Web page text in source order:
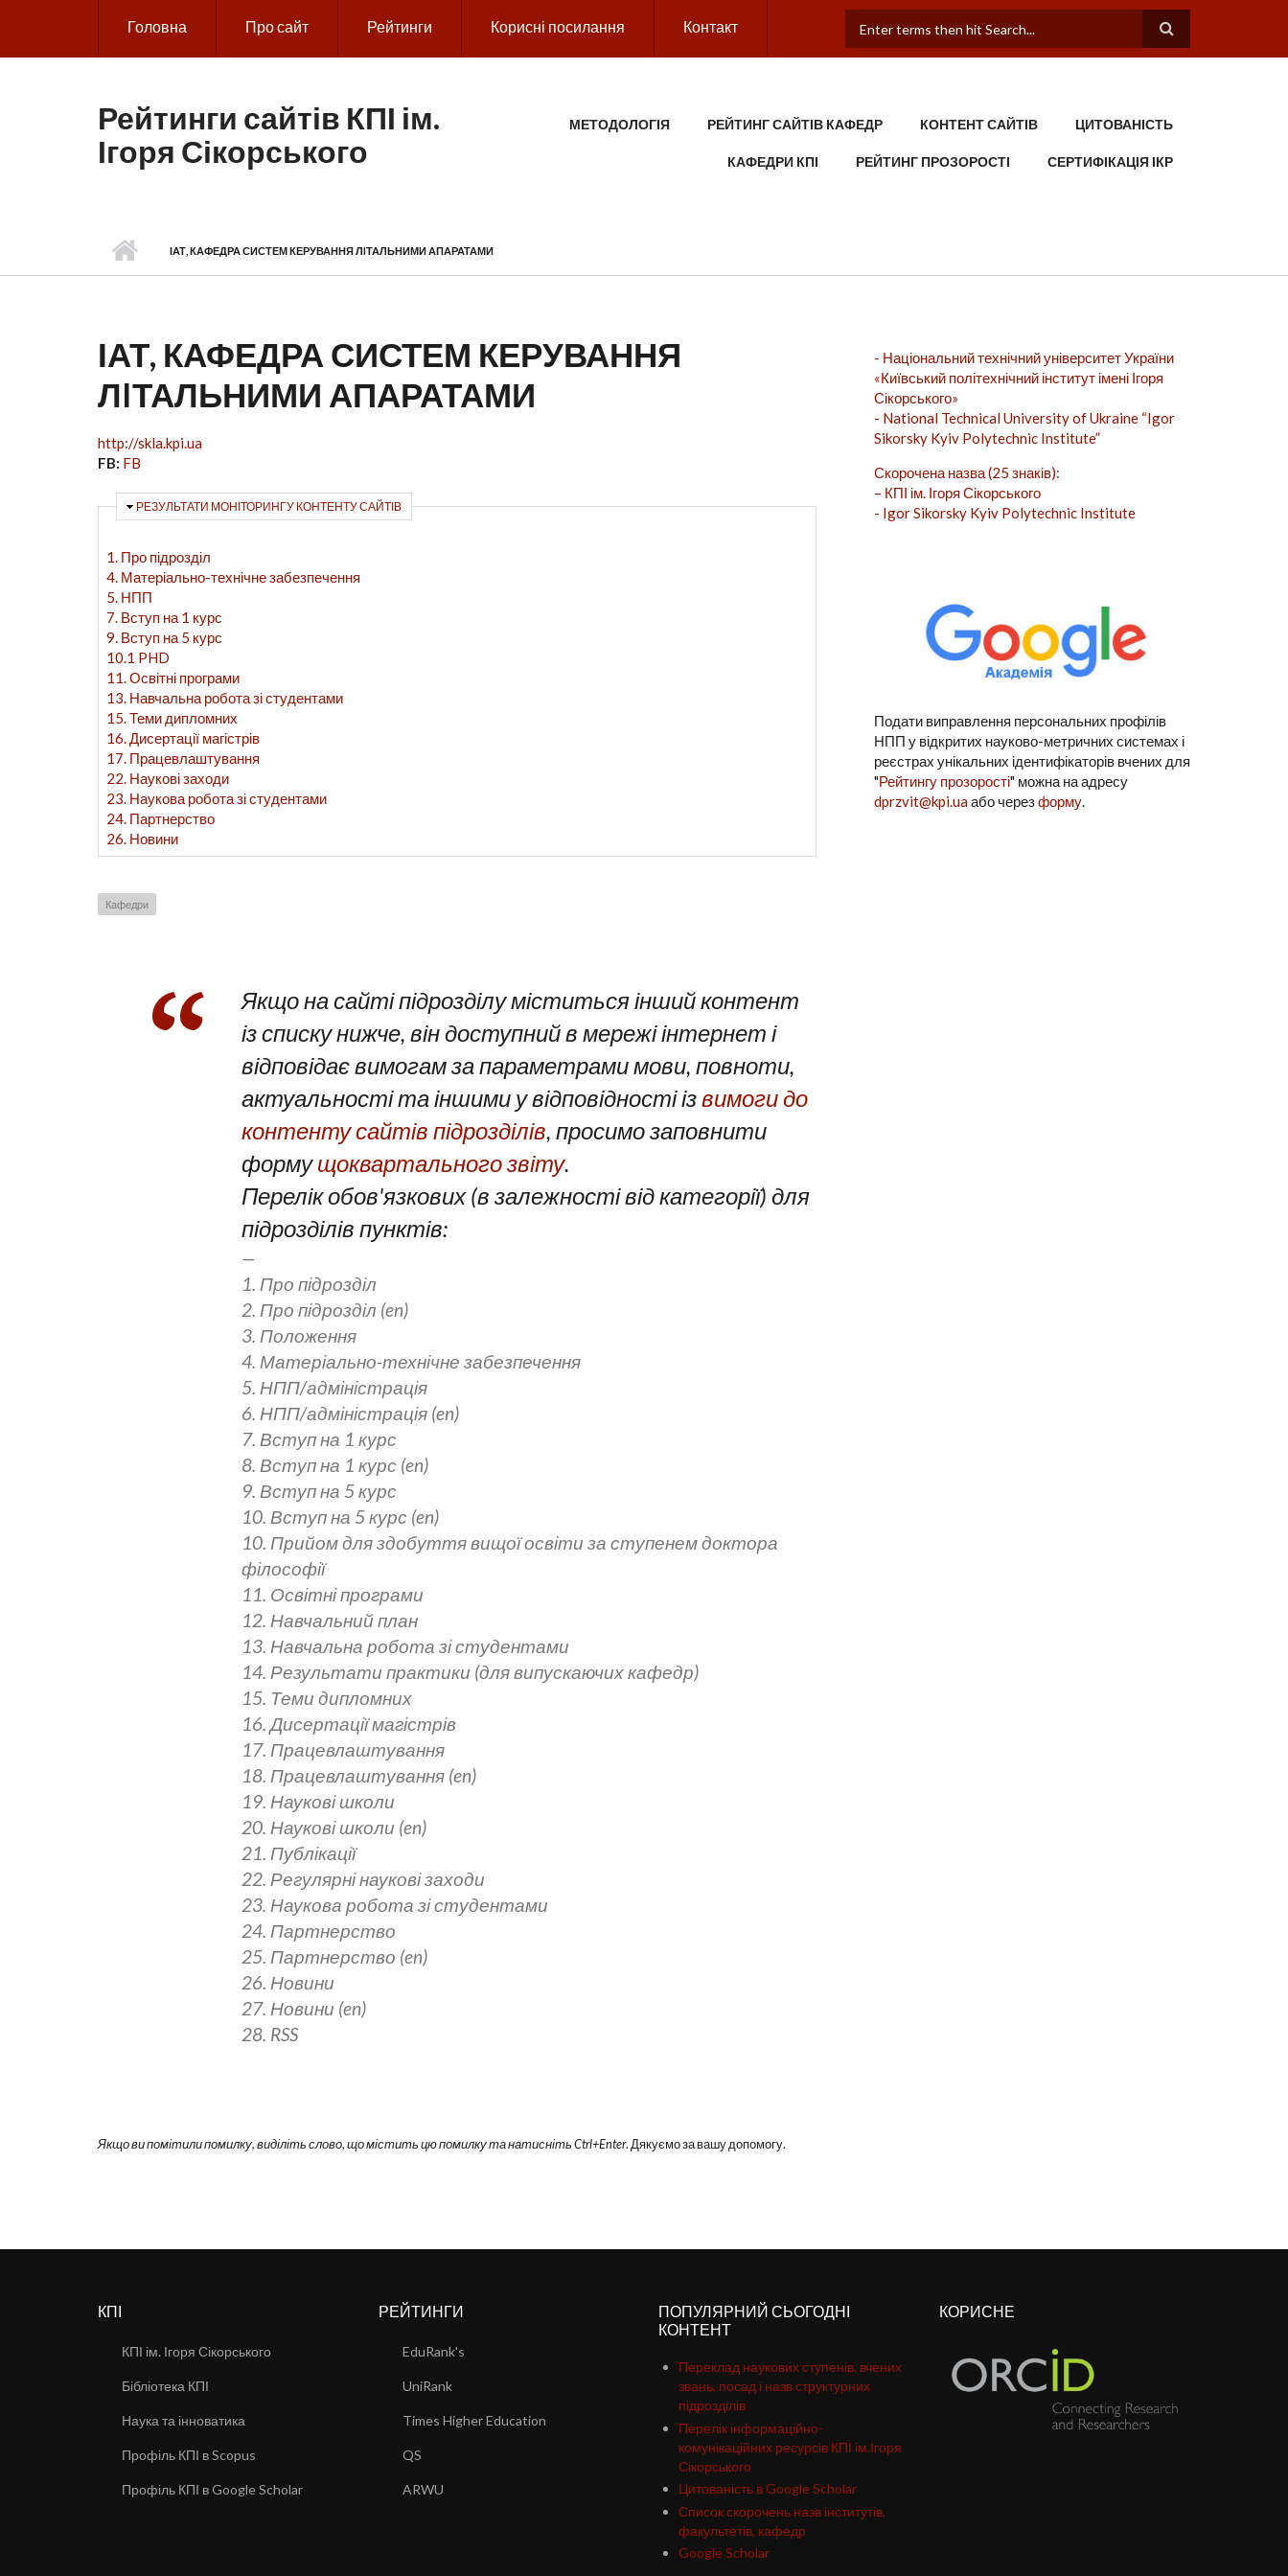
Головна Про сайт Рейтинги Корисні посилання Контакт
ПОШУКОВА ФОРМА
Рейтинги сайтів КПІ ім.
Ігоря Сікорського
MAIN MENU
МЕТОДОЛОГІЯ РЕЙТИНГ САЙТІВ КАФЕДР КОНТЕНТ САЙТІВ ЦИТОВАНІСТЬ
КАФЕДРИ КПІ РЕЙТИНГ ПРОЗОРОСТІ СЕРТИФІКАЦІЯ ІКР
ІАТ, КАФЕДРА СИСТЕМ КЕРУВАННЯ ЛIТАЛЬНИМИ АПАРАТАМИ
ІАТ, КАФЕДРА СИСТЕМ КЕРУВАННЯ
ЛIТАЛЬНИМИ АПАРАТАМИ
http://skla.kpi.ua
FB: FB
ПРИХОВАТИ
РЕЗУЛЬТАТИ МОНІТОРИНГУ КОНТЕНТУ САЙТІВ
1. Про підрозділ
4. Матеріально-технічне забезпечення
5. НПП
7. Вступ на 1 курс
9. Вступ на 5 курс
10.1 PHD
11. Освітні програми
13. Навчальна робота зі студентами
15. Теми дипломних
16. Дисертації магістрів
17. Працевлаштування
22. Наукові заходи
23. Наукова робота зі студентами
24. Партнерство
26. Новини
Кафедри
Якщо на сайті підрозділу міститься інший контент
із списку нижче, він доступний в мережі інтернет і
відповідає вимогам за параметрами мови, повноти,
актуальності та іншими у відповідності ізвимоги до
контенту сайтів підрозділів, просимо заповнити
формущоквартального звіту.
Перелік обов'язкових (в залежності від категорії) для
підрозділів пунктів:
1. Про підрозділ
2. Про підрозділ (en)
3. Положення
4. Матеріально-технічне забезпечення
5. НПП/адміністрація
6. НПП/адміністрація (en)
7. Вступ на 1 курс
8. Вступ на 1 курс (en)
9. Вступ на 5 курс
10. Вступ на 5 курс (en)
10. Прийом для здобуття вищої освіти за ступенем доктора
філософії
11. Освітні програми
12. Навчальний план
13. Навчальна робота зі студентами
14. Результати практики (для випускаючих кафедр)
15. Теми дипломних
16. Дисертації магістрів
17. Працевлаштування
18. Працевлаштування (en)
19. Наукові школи
20. Наукові школи (en)
21. Публікації
22. Регулярні наукові заходи
23. Наукова робота зі студентами
24. Партнерство
25. Партнерство (en)
26. Новини
27. Новини (en)
28. RSS
Якщо ви помітили помилку, виділіть слово, що містить цю помилку та натисніть Ctrl+Enter. Дякуємо за вашу допомогу.
- Національний технічний університет України
«Київський політехнічний інститут імені Ігоря
Сікорського»
- National Technical University of Ukraine “Igor
Sikorsky Kyiv Polytechnic Institute”
Скорочена назва (25 знаків):
– КПІ ім. Ігоря Сікорського
- Igor Sikorsky Kyiv Polytechnic Institute
Подати виправлення персональних профілів
НПП у відкритих науково-метричних системах і
реєстрах унікальних ідентифікаторів вчених для
"Рейтингу прозорості" можна на адресу
dprzvit@kpi.uaабо черезформу.
КПІ
КПІ ім. Ігоря Сікорського
Бібліотека КПІ
Наука та інноватика
Профіль КПІ в Scopus
Профіль КПІ в Google Scholar
РЕЙТИНГИ
EduRank's
UniRank
Times Higher Education
QS
ARWU
ПОПУЛЯРНИЙ СЬОГОДНІ
КОНТЕНТ
Переклад наукових ступенів. вчених
звань, посад і назв структурних
підрозділів
Перелік інформаційно-
комунікаційних ресурсів КПІ ім.Ігоря
Сікорського
Цитованість в Google Scholar
Список скорочень назв інститутів,
факультетів, кафедр
Google Scholar
КОРИСНЕ